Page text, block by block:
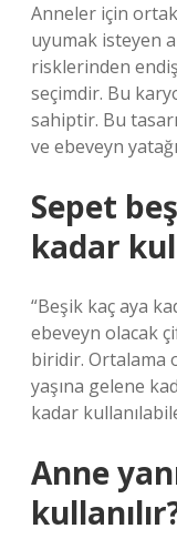
Anneler için
uyumak isteyen
risklerinden
seçimdir. Bu
sahiptir. Bu
ve ebeveyn
Sepet
kadar
“Beşik kaç aya
ebeveyn olacak
biridir. Ortalama
yaşına gelene
kadar
Anne